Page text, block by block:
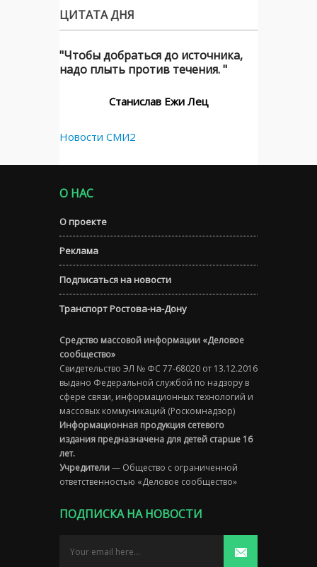
ЦИТАТА ДНЯ
"Чтобы добраться до источника,
надо плыть против течения. "
Станислав Ежи Лец
Новости СМИ2
О НАС
О проекте
Реклама
Подписаться на новости
Транспорт Ростова-на-Дону
Средство массовой информации «Деловое
сообщество»
Свидетельство ЭЛ № ФС 77-68020 от 13.12.2016
выдано Федеральной службой по надзору в
сфере связи, информационных технологий и
массовых коммуникаций (Роскомнадзор)
Информационная продукция сетевого
издания предназначена для детей старше 16
лет.
Учредители— Общество с ограниченной
ответственностью «Деловое сообщество»
ПОДПИСКА НА НОВОСТИ